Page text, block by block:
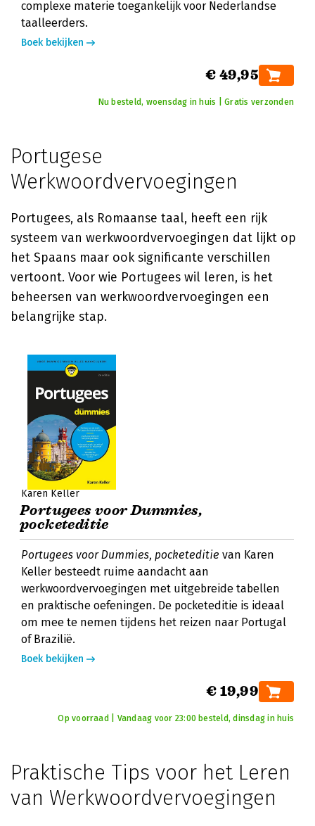
complexe materie toegankelijk voor Nederlandse
taalleerders.
Boek bekijken
€ 49,95
Nu besteld, woensdag in huis | Gratis verzonden
Portugese
Werkwoordvervoegingen
Portugees, als Romaanse taal, heeft een rijk
systeem van werkwoordvervoegingen dat lijkt op
het Spaans maar ook significante verschillen
vertoont. Voor wie Portugees wil leren, is het
beheersen van werkwoordvervoegingen een
belangrijke stap.
Karen Keller
Portugees voor Dummies,
pocketeditie
Portugees voor Dummies, pocketeditie van Karen
Keller besteedt ruime aandacht aan
werkwoordvervoegingen met uitgebreide tabellen
en praktische oefeningen. De pocketeditie is ideaal
om mee te nemen tijdens het reizen naar Portugal
of Brazilië.
Boek bekijken
€ 19,99
Op voorraad | Vandaag voor 23:00 besteld, dinsdag in huis
Praktische Tips voor het Leren
van Werkwoordvervoegingen